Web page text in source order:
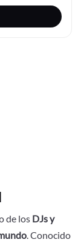
de los DJs y
. Conocido